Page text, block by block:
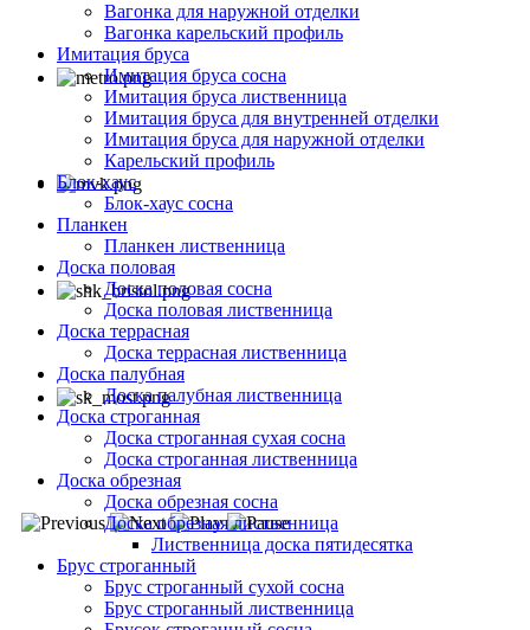
Вагонка для наружной отделки
Вагонка карельский профиль
Имитация бруса
Имитация бруса сосна
Имитация бруса лиственница
Имитация бруса для внутренней отделки
Имитация бруса для наружной отделки
Карельский профиль
Блок-хаус
Блок-хаус сосна
Планкен
Планкен лиственница
Доска половая
Доска половая сосна
Доска половая лиственница
Доска террасная
Доска террасная лиственница
Доска палубная
Доска палубная лиственница
Доска строганная
Доска строганная сухая сосна
Доска строганная лиственница
Доска обрезная
Доска обрезная сосна
Доска обрезная лиственница
Лиственница доска пятидесятка
Брус строганный
Брус строганный сухой сосна
Брус строганный лиственница